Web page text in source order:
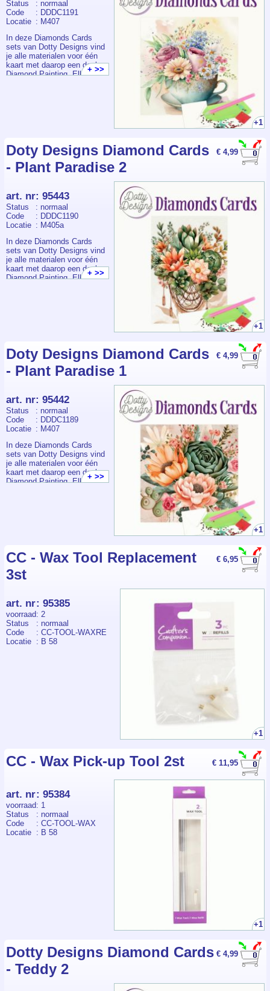
+1
Status
: normaal
Code
: DDDC1191
Locatie : M407
In deze Diamonds Cards
sets van Dotty Designs vind
je alle materialen voor één
kaart met daarop een deel
Diamond Painting. Elk
+ >>
€ 4,99
Doty Designs Diamond Cards
- Plant Paradise 2
+1
art. nr: 95443
Status
: normaal
Code
: DDDC1190
Locatie : M405a
In deze Diamonds Cards
sets van Dotty Designs vind
je alle materialen voor één
kaart met daarop een deel
Diamond Painting. Elk
+ >>
€ 4,99
Doty Designs Diamond Cards
- Plant Paradise 1
+1
art. nr: 95442
Status
: normaal
Code
: DDDC1189
Locatie : M407
In deze Diamonds Cards
sets van Dotty Designs vind
je alle materialen voor één
kaart met daarop een deel
Diamond Painting. Elk
+ >>
€ 6,95
CC - Wax Tool Replacement
3st
+1
art. nr: 95385
voorraad: 2
Status
: normaal
Code
: CC-TOOL-WAXRE
Locatie : B 58
€ 11,95
CC - Wax Pick-up Tool 2st
+1
art. nr: 95384
voorraad: 1
Status
: normaal
Code
: CC-TOOL-WAX
Locatie : B 58
€ 4,99
Dotty Designs Diamond Cards
- Teddy 2